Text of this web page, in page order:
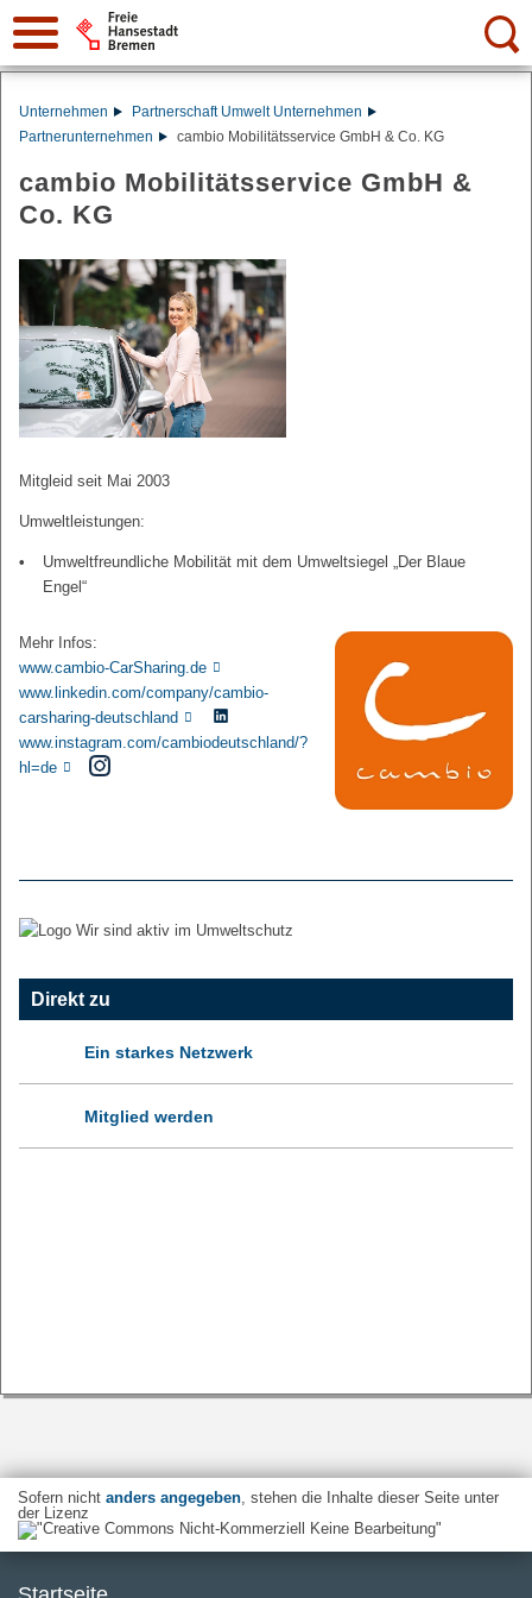
Suche:
Unternehmen
Partnerschaft Umwelt Unternehmen
Partnerunternehmen
cambio Mobilitätsservice GmbH & Co. KG
cambio Mobilitätsservice GmbH &
Co. KG
Mitgleid seit Mai 2003
Umweltleistungen:
Umweltfreundliche Mobilität mit dem Umweltsiegel „Der Blaue
Engel“
Mehr Infos:
www.cambio-CarSharing.de
www.linkedin.com/company/cambio-
carsharing-deutschland
www.instagram.com/cambiodeutschland/?
hl=de
Direkt zu
Ein starkes Netzwerk
Mitglied werden
Sofern nicht anders angegeben, stehen die Inhalte dieser Seite unter
der Lizenz